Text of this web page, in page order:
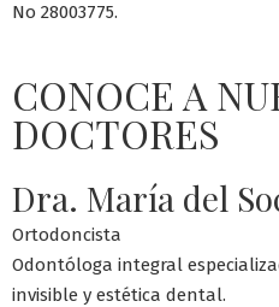
No 28003775.
CONOCE A
DOCTORES
Dra. María del
Ortodoncista
Odontóloga integral
invisible y estética dental.